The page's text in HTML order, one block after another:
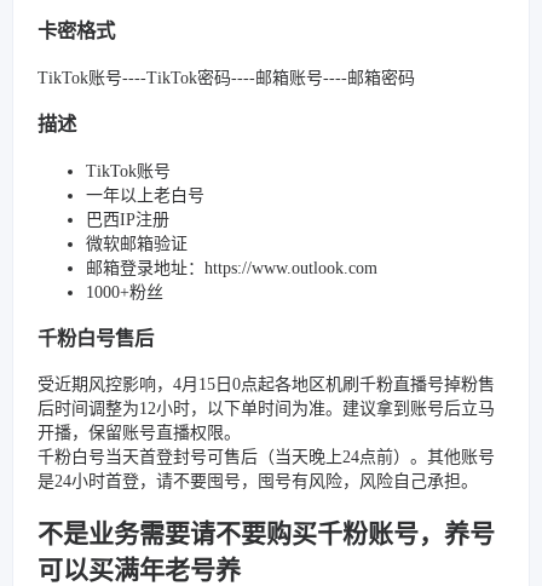
卡密格式
TikTok账号----TikTok密码----邮箱账号----邮箱密码
描述
TikTok账号
一年以上老白号
巴西IP注册
微软邮箱验证
邮箱登录地址：https://www.outlook.com
1000+粉丝
千粉白号售后
受近期风控影响，4月15日0点起各地区机刷千粉直播号掉粉售
后时间调整为12小时，以下单时间为准。建议拿到账号后立马
开播，保留账号直播权限。
千粉白号当天首登封号可售后（当天晚上24点前）。其他账号
是24小时首登，请不要囤号，囤号有风险，风险自己承担。
不是业务需要请不要购买千粉账号，养号
可以买满年老号养